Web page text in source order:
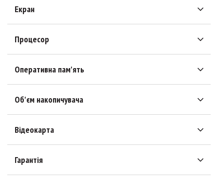
Екран
Процесор
Оперативна пам'ять
Об'єм накопичувача
Відеокарта
Гарантія